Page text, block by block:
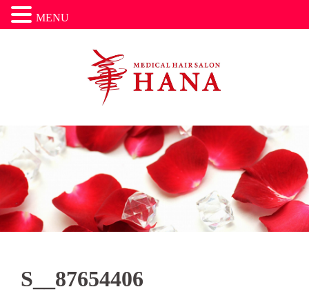
ツ
ス
キ
ッ
S__87654406
MENU